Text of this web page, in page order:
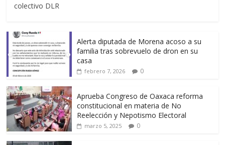
colectivo DLR
Alerta diputada de Morena acoso a su
familia tras sobrevuelo de dron en su
casa
febrero 7, 2026 0
Aprueba Congreso de Oaxaca reforma
constitucional en materia de No
Reelección y Nepotismo Electoral
marzo 5, 2025 0